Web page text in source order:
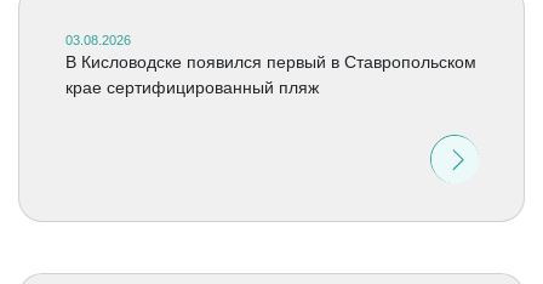
03.08.2026
В Кисловодске появился первый в Ставропольском
крае сертифицированный пляж